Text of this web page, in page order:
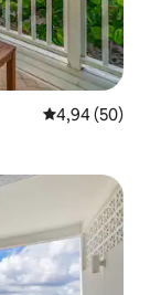
4,94 de uma
4,94 (50)